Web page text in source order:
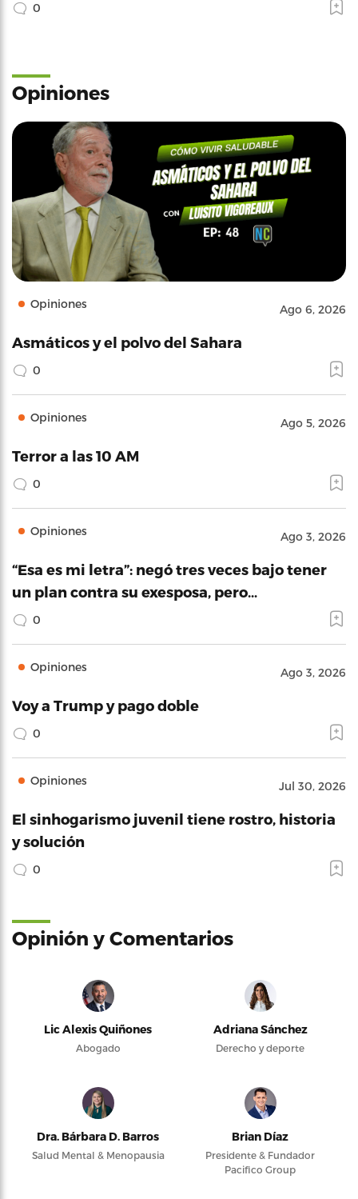
0
Opiniones
Opiniones Ago 6, 2026
Asmáticos y el polvo del Sahara
0
Opiniones Ago 5, 2026
Terror a las 10 AM
0
Opiniones Ago 3, 2026
“Esa es mi letra”: negó tres veces bajo tener
un plan contra su exesposa, pero…
0
Opiniones Ago 3, 2026
Voy a Trump y pago doble
0
Opiniones Jul 30, 2026
El sinhogarismo juvenil tiene rostro, historia
y solución
0
Opinión y Comentarios
Lic Alexis Quiñones
Abogado
Adriana Sánchez
Derecho y deporte
Dra. Bárbara D. Barros
Salud Mental & Menopausia
Brian Díaz
Presidente & Fundador
Pacifico Group